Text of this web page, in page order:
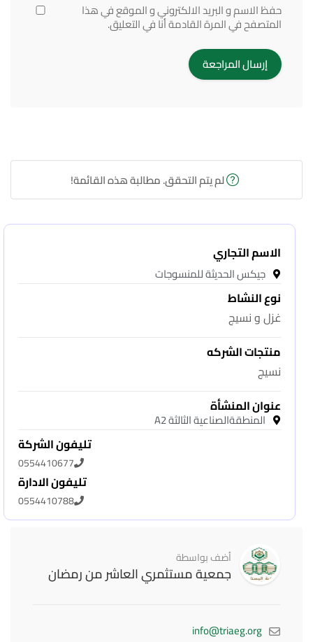
حفظ الاسم و البريد الالكتروني و الموقع في هذا
المتصفح في المرة القادمة أنا في التعليق.
لم يتم التحقق. مطالبة هذه القائمة!
الاسم التجاري
جيكس الحديثة للمنسوجات
نوع النشاط
غزل و نسيج
منتجات الشركه
نسيج
عنوان المنشأة
المنطقةالصناعية الثالثة A2
تليفون الشركة
0554410677
تليفون الادارة
0554410788
أضف بواسطة
جمعية مستثمري العاشر من رمضان
info@triaeg.org